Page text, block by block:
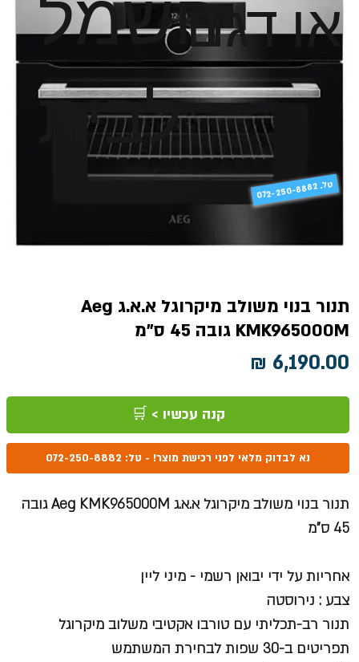
או דגם
לבית
תנור בנוי משולב מיקרוגל א.א.ג Aeg
KMK965000M גובה 45 ס"מ
קנה עכשיו > 🛒
נא לבדוק מלאי לפני רכישת מוצר! - טל: 072-250-8882
תנור בנוי משולב מיקרוגל א.א.ג Aeg KMK965000M גובה
45 ס"מ
אחריות על ידי יבואן רשמי - מיני ליין
צבע : נירוסטה
תנור רב-תכליתי עם טורבו אקטיבי משלוב מיקרוגל
תפריטים ב-30 שפות לבחירת המשתמש
072-250-8882 .טל